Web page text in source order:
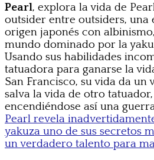
Pearl, explora la vida de
outsider entre outsiders, una
origen japonés con
mundo dominado por la
Usando sus habilidades
tatuadora para ganarse la
San Francisco, su vida da un
salva la vida de otro
encendiéndose así una
Pearl revela
yakuza uno de sus secretos
un verdadero talento para